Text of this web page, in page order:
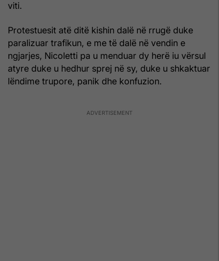
viti.
Protestuesit atë ditë kishin dalë në rrugë duke
paralizuar trafikun, e me të dalë në vendin e
ngjarjes, Nicoletti pa u menduar dy herë iu vërsul
atyre duke u hedhur sprej në sy, duke u shkaktuar
lëndime trupore, panik dhe konfuzion.